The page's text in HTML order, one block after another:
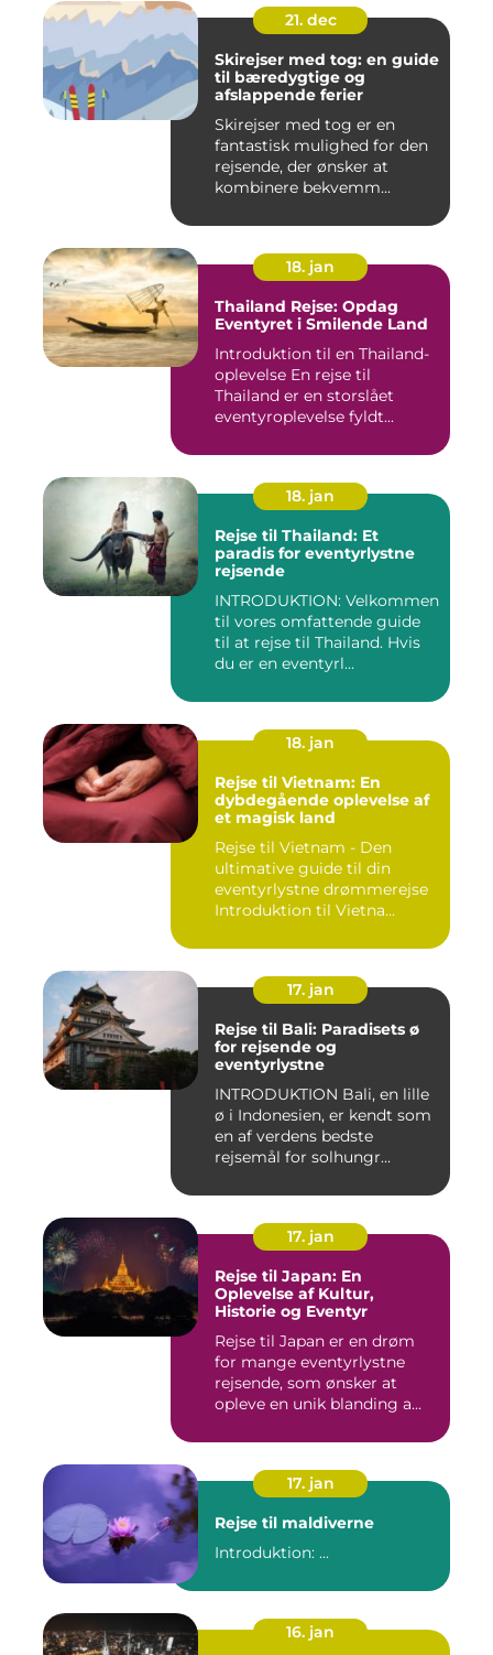
21. dec
Skirejser med tog: en guide
til bæredygtige og
afslappende ferier
Skirejser med tog er en
fantastisk mulighed for den
rejsende, der ønsker at
kombinere bekvemm...
18. jan
Thailand Rejse: Opdag
Eventyret i Smilende Land
Introduktion til en Thailand-
oplevelse En rejse til
Thailand er en storslået
eventyroplevelse fyldt...
18. jan
Rejse til Thailand: Et
paradis for eventyrlystne
rejsende
INTRODUKTION: Velkommen
til vores omfattende guide
til at rejse til Thailand. Hvis
du er en eventyrl...
18. jan
Rejse til Vietnam: En
dybdegående oplevelse af
et magisk land
Rejse til Vietnam - Den
ultimative guide til din
eventyrlystne drømmerejse
Introduktion til Vietna...
17. jan
Rejse til Bali: Paradisets ø
for rejsende og
eventyrlystne
INTRODUKTION Bali, en lille
ø i Indonesien, er kendt som
en af verdens bedste
rejsemål for solhungr...
17. jan
Rejse til Japan: En
Oplevelse af Kultur,
Historie og Eventyr
Rejse til Japan er en drøm
for mange eventyrlystne
rejsende, som ønsker at
opleve en unik blanding a...
17. jan
Rejse til maldiverne
Introduktion: ...
16. jan